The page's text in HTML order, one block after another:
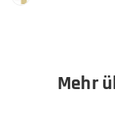
Mehr